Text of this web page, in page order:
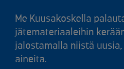
Me Kuusakoskella
jätemateriaaleihin
jalostamalla niistä
aineita.